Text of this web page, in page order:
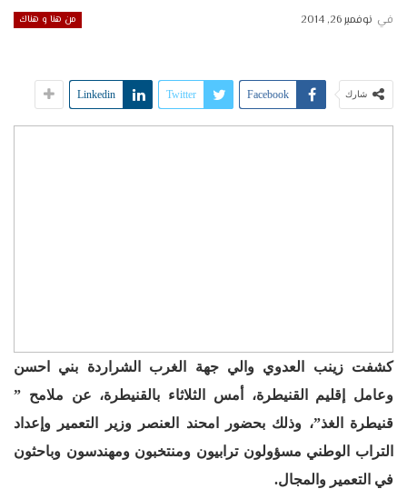
من هنا و هناك في نوفمبر 26, 2014
شارك Facebook
Twitter
Linkedin
كشفت زينب العدوي والي جهة الغرب الشراردة بني احسن
وعامل إقليم القنيطرة، أمس الثلاثاء بالقنيطرة، عن ملامح ”
قنيطرة الغذ”، وذلك بحضور امحند العنصر وزير التعمير وإعداد
التراب الوطني مسؤولون ترابيون ومنتخبون ومهندسون وباحثون
في التعمير والمجال.